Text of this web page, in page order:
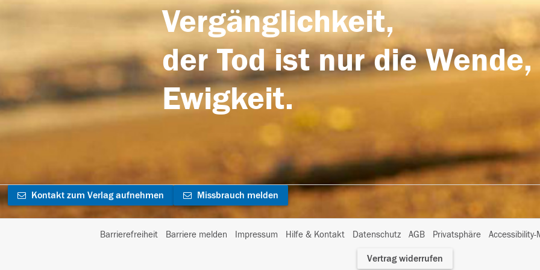
Vergänglichkeit,
der Tod ist nur die
Ewigkeit.
Kontakt zum Verlag aufnehmen Missbrauch melden
Barrierefreiheit Barriere melden Impressum Hilfe & Kontakt Datenschutz AGB Privatsphäre
I
Vertrag widerrufen